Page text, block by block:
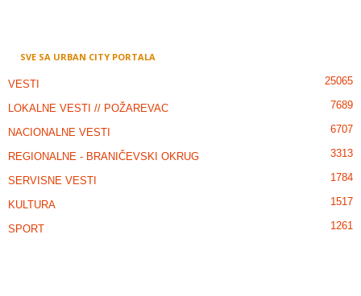
SVE SA URBAN CITY PORTALA
VESTI 25065
LOKALNE VESTI // POŽAREVAC 7689
NACIONALNE VESTI 6707
REGIONALNE - BRANIČEVSKI OKRUG 3313
SERVISNE VESTI 1784
KULTURA 1517
SPORT 1261